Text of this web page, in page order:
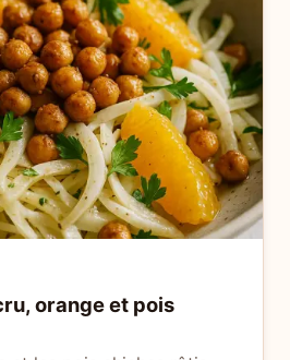
orange et pois